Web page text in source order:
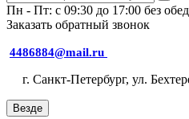
Пн - Пт: с 09:30 до 17:00 без
Заказать обратный звонок
4486884@mail.ru
г. Санкт-Петербург, ул.
Везде